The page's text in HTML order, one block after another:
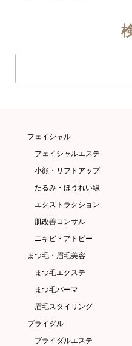
フェイシャル
フェイシャルエステ
小顔・リフトアップ
たるみ・ほうれい線
エクストラクション
肌改善コンサル
ニキビ・アトピー
まつ毛・眉毛美容
まつ毛エクステ
まつ毛パーマ
眉毛スタイリング
ブライダル
ブライダルエステ